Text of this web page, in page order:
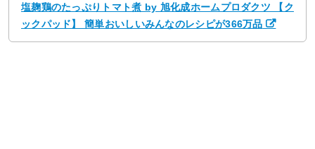
塩麹鶏のたっぷりトマト煮 by 旭化成ホームプロダクツ 【ク
ックパッド】 簡単おいしいみんなのレシピが366万品